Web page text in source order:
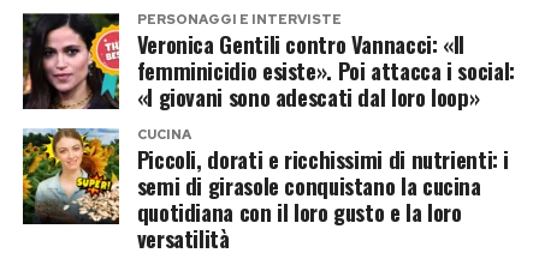
Alejandro Martinez potrebbe rappresentare la
vera carta a sorpresa dell’operazione.
Imprenditore colombiano, è legato
sentimentalmente a Casalino e finora ha
mantenuto un profilo molto più riservato
rispetto al compagno.
PERSONAGGI E INTERVISTE
Veronica Gentili contro Vannacci: «Il
femminicidio esiste». Poi attacca i social:
«I giovani sono adescati dal loro loop»
CUCINA
Piccoli, dorati e ricchissimi di nutrienti: i
semi di girasole conquistano la cucina
quotidiana con il loro gusto e la loro
versatilità